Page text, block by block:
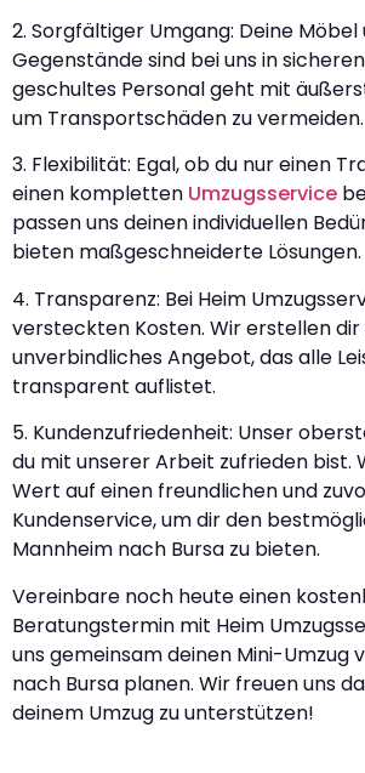
2. Sorgfältiger Umgang: Deine
Gegenstände sind bei uns in
geschultes Personal geht mit
um Transportschäden zu vermeiden.
3. Flexibilität: Egal, ob du nur einen
einen kompletten Umzugsservice
passen uns deinen individuellen
bieten maßgeschneiderte Lösungen.
4. Transparenz: Bei Heim
versteckten Kosten. Wir erstellen dir
unverbindliches Angebot, das alle
transparent auflistet.
5. Kundenzufriedenheit: Unser
du mit unserer Arbeit zufrieden bist.
Wert auf einen freundlichen und
Kundenservice, um dir den
Mannheim nach Bursa zu bieten.
Vereinbare noch heute einen
Beratungstermin mit Heim
uns gemeinsam deinen Mini-Umzug
nach Bursa planen. Wir freuen uns
deinem Umzug zu unterstützen!